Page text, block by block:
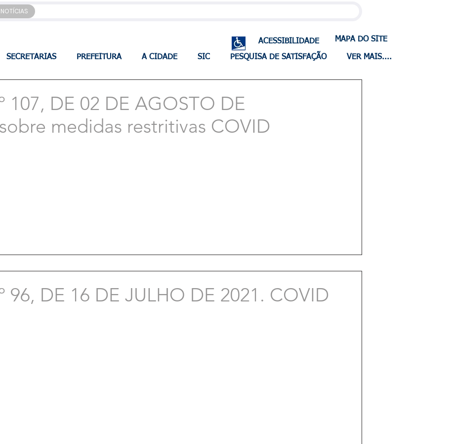
NOTÍCIAS
ACESSIBILIDADE MAPA DO SITE
SECRETARIAS PREFEITURA A CIDADE SIC PESQUISA DE SATISFAÇÃO VER MAIS....
107, DE 02 DE AGOSTO DE
medidas restritivas COVID
96, DE 16 DE JULHO DE 2021. COVID